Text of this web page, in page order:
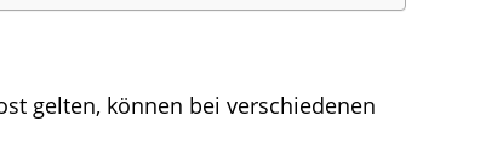
gelten, können bei verschiedenen